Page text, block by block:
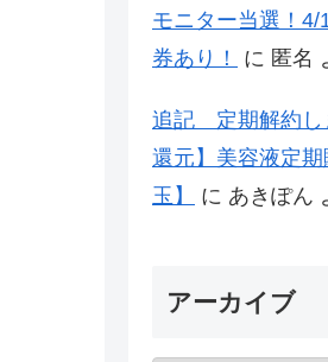
モニター当選！4/
券あり！
に 匿名
追記 定期解約し
還元】美容液定
玉】
に あきぽん
アーカイブ